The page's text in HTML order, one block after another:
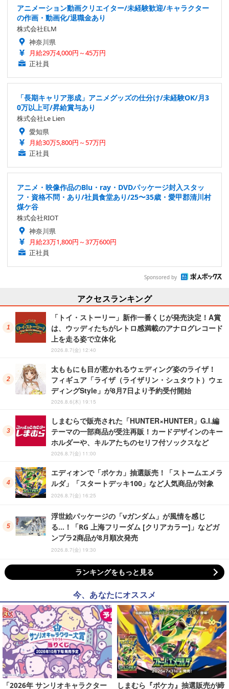
アニメーション動画クリエイター/未経験歓迎/キャラクター
の作画・動画化/退職金あり
株式会社ELM
神奈川県
月給29万4,000円～45万円
正社員
「長期キャリア形成」アニメグッズの仕分け/未経験OK/月3
0万以上可/昇給賞与あり
株式会社Le Lien
愛知県
月給30万5,800円～57万円
正社員
アニメ・映像作品のBlu・ray・DVDパッケージ封入スタッ
フ・資格不問・あり/社員食堂あり/25〜35歳・愛甲郡清川村
煤ケ谷
株式会社RIOT
神奈川県
月給23万1,800円～37万600円
正社員
Sponsored by
アクセスランキング
「トイ・ストーリー」新作一番くじが発売決定！A賞
は、ウッディたちがレトロ感満載のアナログレコード
上を走る姿で立体化
2026.8.7(金) 12:40
太ももにも目が惹かれるウェディング姿のライザ！
フィギュア「ライザ（ライザリン・シュタウト）ウェ
ディングStyle」が8月7日より予約受付開始
2026.8.6(木) 19:15
しまむらで販売された「HUNTER×HUNTER」G.I.編
テーマの一部商品が受注再販！カードデザインのキー
ホルダーや、キルアたちのセリフ付ソックスなど
2026.8.7(金) 11:00
エディオンで「ポケカ」抽選販売！「ストームエメラ
ルダ」「スタートデッキ100」など人気商品が対象
2026.8.7(金) 16:25
浮世絵パッケージの「νガンダム」が風情を感じ
る…！「RG 上海フリーダム [クリアカラー]」などガ
ンプラ2商品が8月順次発売
2026.8.7(金) 19:30
ランキングをもっと見る
今、あなたにオススメ
「2026年 サンリオキャラクター しまむら『ポケカ』抽選販売が締